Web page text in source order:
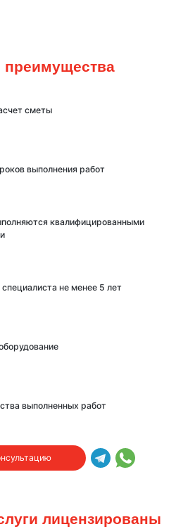
преимущества
сметы
выполнения работ
квалифицированными
не менее 5 лет
выполненных работ
лицензированы